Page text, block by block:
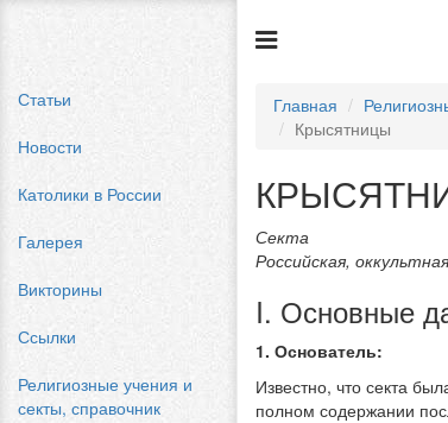
Статьи
Новости
Католики в России
Галерея
Викторины
Ссылки
Религиозные учения и
секты, справочник
Главная
Крысятницы
Секта
Российская,
I. Основные
1. Основатель:
Известно, что секта
полном содержании